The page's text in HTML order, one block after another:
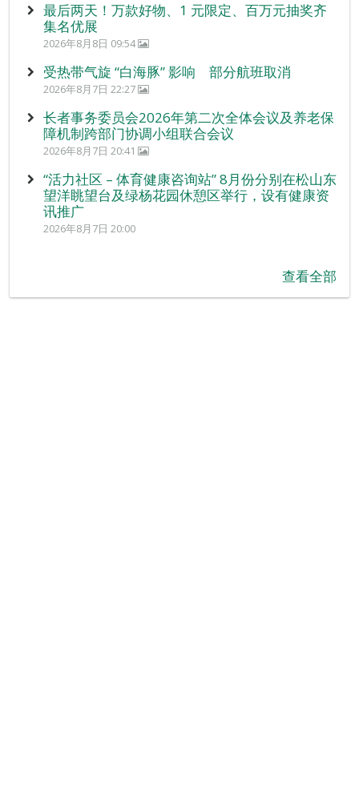
最后两天！万款好物、1 元限定、百万元抽奖齐
集名优展
2026年8月8日 09:54
受热带气旋 “白海豚” 影响 部分航班取消
2026年8月7日 22:27
长者事务委员会2026年第二次全体会议及养老保
障机制跨部门协调小组联合会议
2026年8月7日 20:41
“活力社区 – 体育健康咨询站” 8月份分别在松山东
望洋眺望台及绿杨花园休憩区举行，设有健康资
讯推广
2026年8月7日 20:00
查看全部